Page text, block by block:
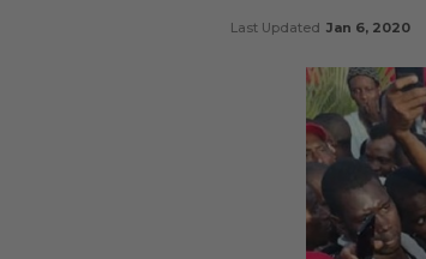
Last Updated Jan 6, 2020